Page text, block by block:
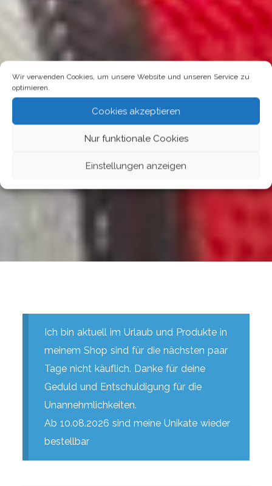
Wir verwenden Cookies, um unsere Website und unseren Service zu
optimieren.
Cookies akzeptieren
Nur funktionale Cookies
Einstellungen anzeigen
Ich bin aktuell im Urlaub und Produkte in
meinem Shop sind für die nächsten paar
Tage nicht käuflich. Danke für deine
Geduld und Entschuldigung für die
Unannehmlichkeiten.
Ab 10.08.2026 sind meine Unikate wieder
bestellbar